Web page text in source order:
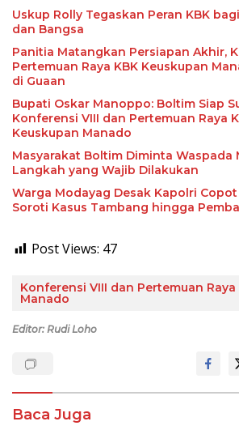
Uskup Rolly Tegaskan Peran KBK
dan Bangsa
Panitia Matangkan Persiapan Akhir,
Pertemuan Raya KBK Keuskupan
di Guaan
Bupati Oskar Manoppo: Boltim Siap
Konferensi VIII dan Pertemuan Raya
Keuskupan Manado
Masyarakat Boltim Diminta Waspada
Langkah yang Wajib Dilakukan
Warga Modayag Desak Kapolri
Soroti Kasus Tambang hingga
Post Views: 47
Konferensi VIII dan Pertemuan Raya
Manado
Editor: Rudi Loho
Baca Juga